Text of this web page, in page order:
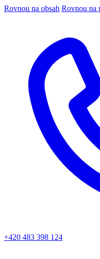
Rovnou na obsah Rovnou na
+420 483 398 124